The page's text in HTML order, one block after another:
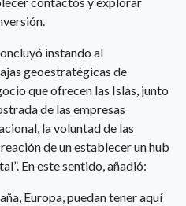
instando al
geoestratégicas de
que ofrecen las Islas, junto
de las empresas
la voluntad de las
de un establecer un hub
En este sentido, añadió:
Europa, puedan tener aquí